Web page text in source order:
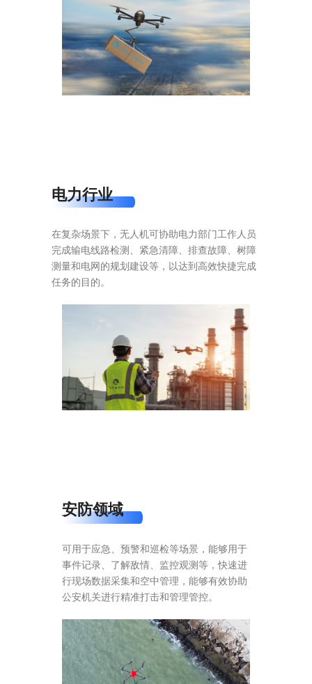
电力行业
在复杂场景下，无人机可协助电力部门工作人员
完成输电线路检测、紧急清障、排查故障、树障
测量和电网的规划建设等，以达到高效快捷完成
任务的目的。
安防领域
可用于应急、预警和巡检等场景，能够用于
事件记录、了解敌情、监控观测等，快速进
行现场数据采集和空中管理，能够有效协助
公安机关进行精准打击和管理管控。